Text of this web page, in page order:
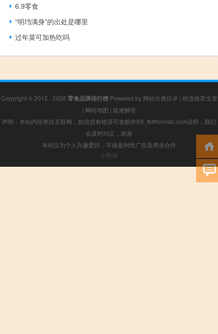
6.9零食
“明珰满身”的出处是哪里
过年菜可加热吃吗
Copyright © 2012 - 2026 零食品牌排行榜Powered by 网站分类目录 | 精选推荐文章
| 网站地图 | 疑难解答
声明：本站内容来自互联网，如信息有错误可发邮件到f_fb#foxmail.com说明，我们
会及时纠正，谢谢
本站仅为个人兴趣爱好，不接盈利性广告及商业合作
小男孩